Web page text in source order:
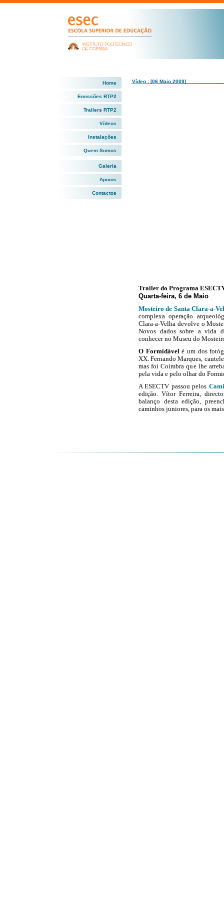
Home
Emissões RTP2
Trailers RTP2
Vídeos
Instalações
Quem Somos
Galeria
Apoios
Contactos
Vídeo : [06 Maio 2009]
Trailer do Programa
Quarta-feira, 6 de Maio
Mosteiro de Santa Clara-a-
complexa operação
Clara-a-Velha devolve o
Novos dados sobre a vida
conhecer no Museu do
O Formidávelé um dos
XX. Fernando Marques,
mas foi Coimbra que lhe
pela vida e pelo olhar do
A ESECTV passou pelos
edição. Vítor Ferreira,
balanço desta edição,
caminhos juniores, para os